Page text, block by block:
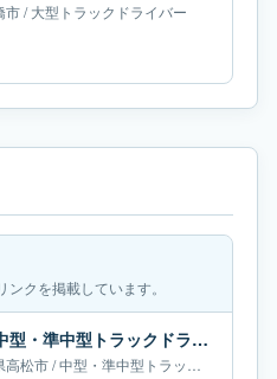
市/大型トラックドライバー
クを掲載しています。
四国福山通運株式会社の中型・準中型トラックドライバー求人｜香川県高松市｜月給18万-34万円
高松市/中型・準中型トラックドライバー